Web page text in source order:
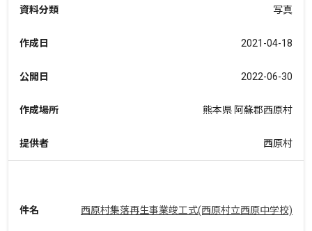
資料分類 写真
作成日 2021-04-18
公開日 2022-06-30
作成場所 熊本県 阿蘇郡西原村
提供者 西原村
件名 西原村集落再生事業竣工式(西原村立西原中学校)